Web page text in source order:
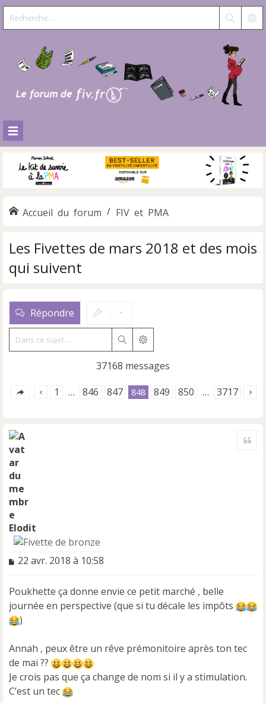
Accueil du forum FIV et PMA
Les Fivettes de mars 2018 et des mois
qui suivent
Répondre
RechercherRecherche avancée
37168 messages
1 … 846 847 848 849 850 … 3717
Elodit
M
s
a
g
e
o
n
l
u
22 avr. 2018 à 10:58
Poukhette ça donne envie ce petit marché , belle
journée en perspective (que si tu décale les impôts
)
Annah , peux être un rêve prémonitoire après ton tec
de mai ??
Je crois pas que ça change de nom si il y a stimulation.
C’est un tec